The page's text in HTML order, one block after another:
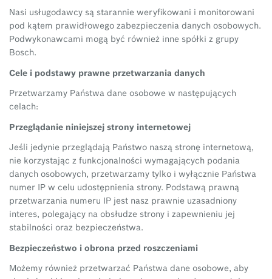
Nasi usługodawcy są starannie weryfikowani i monitorowani
pod kątem prawidłowego zabezpieczenia danych osobowych.
Podwykonawcami mogą być również inne spółki z grupy
Bosch.
Cele i podstawy prawne przetwarzania danych
Przetwarzamy Państwa dane osobowe w następujących
celach:
Przeglądanie niniejszej strony internetowej
Jeśli jedynie przeglądają Państwo naszą stronę internetową,
nie korzystając z funkcjonalności wymagających podania
danych osobowych, przetwarzamy tylko i wyłącznie Państwa
numer IP w celu udostępnienia strony. Podstawą prawną
przetwarzania numeru IP jest nasz prawnie uzasadniony
interes, polegający na obsłudze strony i zapewnieniu jej
stabilności oraz bezpieczeństwa.
Bezpieczeństwo i obrona przed roszczeniami
Możemy również przetwarzać Państwa dane osobowe, aby